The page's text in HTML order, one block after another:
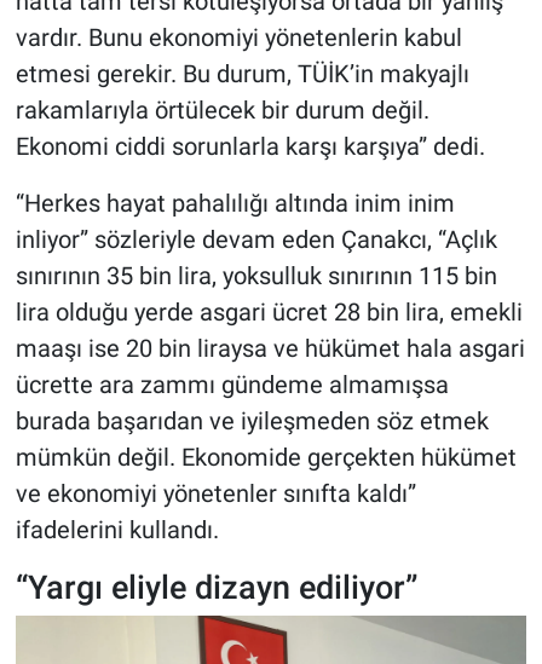
vardır. Bunu ekonomiyi yönetenlerin kabul
etmesi gerekir. Bu durum, TÜİK’in makyajlı
rakamlarıyla örtülecek bir durum değil.
Ekonomi ciddi sorunlarla karşı karşıya” dedi.
“Herkes hayat pahalılığı altında inim inim
inliyor” sözleriyle devam eden Çanakcı, “Açlık
sınırının 35 bin lira, yoksulluk sınırının 115 bin
lira olduğu yerde asgari ücret 28 bin lira, emekli
maaşı ise 20 bin liraysa ve hükümet hala asgari
ücrette ara zammı gündeme almamışsa
burada başarıdan ve iyileşmeden söz etmek
mümkün değil. Ekonomide gerçekten hükümet
ve ekonomiyi yönetenler sınıfta kaldı”
ifadelerini kullandı.
“Yargı eliyle dizayn ediliyor”